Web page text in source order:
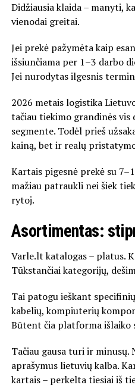
Didžiausia klaida – manyti,
vienodai greitai.
Jei prekė pažymėta kaip
išsiunčiama per 1–3 darbo
Jei nurodytas ilgesnis
2026 metais logistika
tačiau tiekimo grandinės vis
segmente. Todėl prieš
kainą, bet ir realų
Kartais pigesnė prekė su
mažiau patraukli nei šiek
rytoj.
Asortimentas:
Varle.lt katalogas – platus.
Tūkstančiai kategorijų,
Tai patogu ieškant
kabelių, kompiuterių
Būtent čia platforma išlaiko
Tačiau gausa turi ir minusų.
aprašymus lietuvių kalba.
kartais – perkelta tiesiai iš